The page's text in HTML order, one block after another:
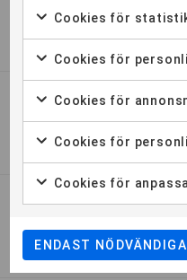
Måste man fixa sin
Fortsätter
sommaren?
utbildningar?
Cookies för
Cookies för
Cookies för
Cookies för
Cookies för
ENDAST NÖDVÄNDIGA